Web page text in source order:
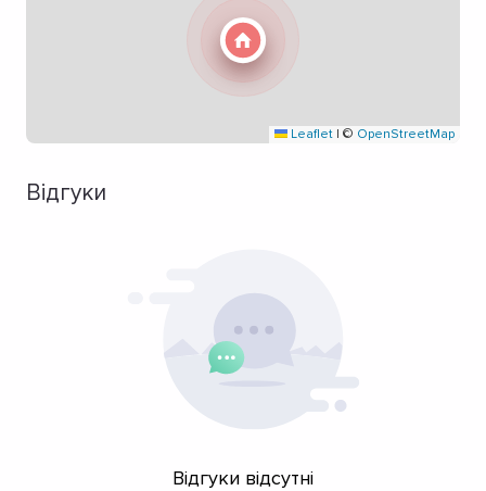
Leaflet | © OpenStreetMap
Відгуки
Відгуки відсутні